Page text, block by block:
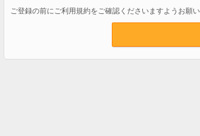
ご登録の前にご利用規約をご確認くださいますようお願い